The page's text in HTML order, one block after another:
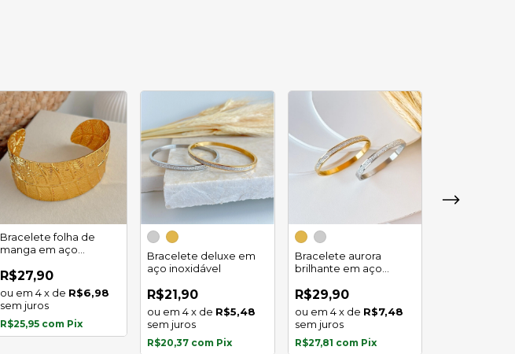
Bracelete folha de
manga em aço
R$27,90
4x de R$6,98
sem juros
R$25,95 com Pix
Bracelete deluxe em
aço inoxidável
R$21,90
4 x de R$5,48
sem juros
R$20,37 com Pix
Bracelete aurora
brilhante em aço
R$29,90
4 x de R$7,48
sem juros
R$27,81 com Pix